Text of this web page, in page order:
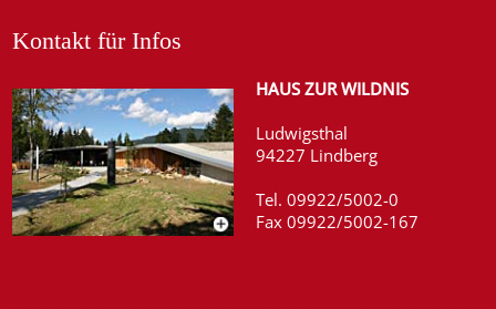
Kontakt für Infos
HAUS ZUR WILDNIS
Ludwigsthal
94227 Lindberg
Tel. 09922/5002-0
Fax 09922/5002-167